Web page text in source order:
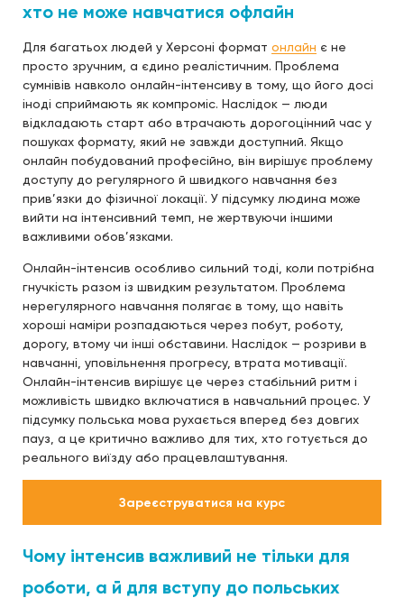
хто не може навчатися офлайн
Для багатьох людей у Херсоні формат онлайн є не
просто зручним, а єдино реалістичним. Проблема
сумнівів навколо онлайн-інтенсиву в тому, що його досі
іноді сприймають як компроміс. Наслідок — люди
відкладають старт або втрачають дорогоцінний час у
пошуках формату, який не завжди доступний. Якщо
онлайн побудований професійно, він вирішує проблему
доступу до регулярного й швидкого навчання без
прив’язки до фізичної локації. У підсумку людина може
вийти на інтенсивний темп, не жертвуючи іншими
важливими обов’язками.
Онлайн-інтенсив особливо сильний тоді, коли потрібна
гнучкість разом із швидким результатом. Проблема
нерегулярного навчання полягає в тому, що навіть
хороші наміри розпадаються через побут, роботу,
дорогу, втому чи інші обставини. Наслідок — розриви в
навчанні, уповільнення прогресу, втрата мотивації.
Онлайн-інтенсив вирішує це через стабільний ритм і
можливість швидко включатися в навчальний процес. У
підсумку польська мова рухається вперед без довгих
пауз, а це критично важливо для тих, хто готується до
реального виїзду або працевлаштування.
Зареєструватися на курс
Чому інтенсив важливий не тільки для
роботи, а й для вступу до польських